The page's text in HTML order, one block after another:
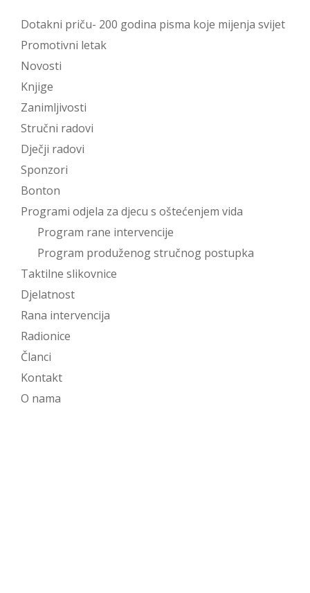
Dotakni priču- 200 godina pisma koje mijenja svijet
Promotivni letak
Novosti
Knjige
Zanimljivosti
Stručni radovi
Dječji radovi
Sponzori
Bonton
Programi odjela za djecu s oštećenjem vida
Program rane intervencije
Program produženog stručnog postupka
Taktilne slikovnice
Djelatnost
Rana intervencija
Radionice
Članci
Kontakt
O nama